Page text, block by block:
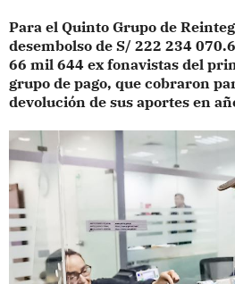
Para el Quinto Grupo de
desembolso de S/ 222 234
66 mil 644 ex fonavistas del
grupo de pago, que cobraron
devolución de sus aportes en